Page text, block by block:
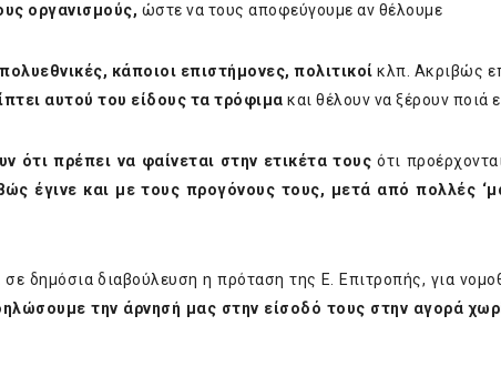
οργανισμούς, ώστε να τους αποφεύγουμε αν θέλουμε
κάποιοι επιστήμονες, πολιτικοίκλπ. Ακριβώς
αυτού του είδους τα τρόφιμα και θέλουν να ξέρουν ποιά
ότι πρέπει να φαίνεται στην ετικέτα τους ότι
έγινε και με τους προγόνους τους, μετά από πολλές
δημόσια διαβούλευση η πρόταση της Ε. Επιτροπής, για
την άρνησή μας στην είσοδό τους στην αγορά